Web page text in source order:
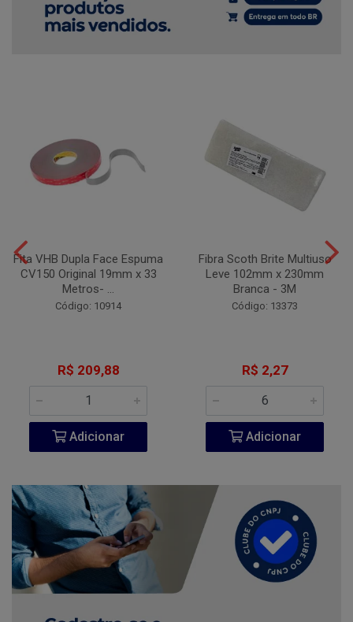
Fita VHB Dupla Face Espuma
CV150 Original 19mm x 33
Metros- ...
Código: 10914
R$ 209,88
Adicionar
Fibra Scoth Brite Multiuso
Leve 102mm x 230mm
Branca - 3M
Código: 13373
R$ 2,27
Adicionar